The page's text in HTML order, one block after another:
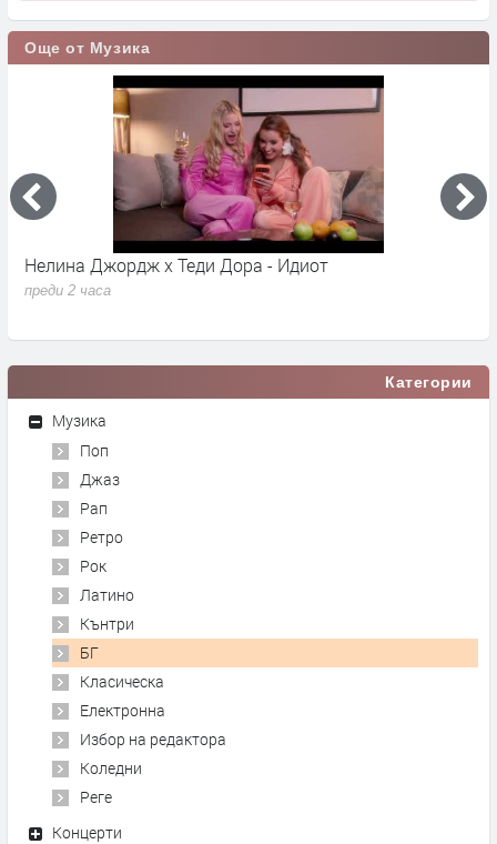
Още от Музика
Нелина Джордж x Теди Дора - Идиот
преди 2 часа
Категории
Музика
Поп
Джаз
Рап
Ретро
Рок
Латино
Кънтри
БГ
Класическа
Електронна
Избор на редактора
Коледни
Реге
Концерти